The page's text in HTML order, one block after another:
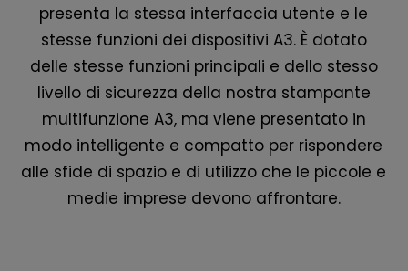
presenta la stessa interfaccia utente e le
stesse funzioni dei dispositivi A3. È dotato
delle stesse funzioni principali e dello stesso
livello di sicurezza della nostra stampante
multifunzione A3, ma viene presentato in
modo intelligente e compatto per rispondere
alle sfide di spazio e di utilizzo che le piccole e
medie imprese devono affrontare.